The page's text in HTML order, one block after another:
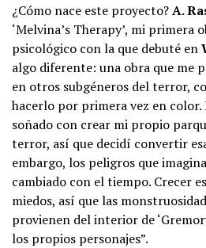
¿Cómo nace este proyecto?A.
‘Melvina’s Therapy’, mi primera
psicológico con la que debuté en
algo diferente: una obra que me
en otros subgéneros del terror,
hacerlo por primera vez en color.
soñado con crear mi propio
terror, así que decidí convertir
embargo, los peligros que
cambiado con el tiempo. Crecer
miedos, así que las
provienen del interior de
los propios personajes”.